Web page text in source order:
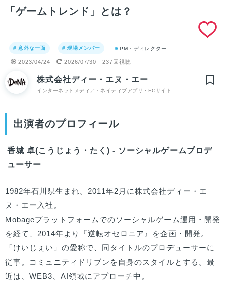
「ゲームトレンド」とは？
# 意外な一面 # 現場メンバー PM・ディレクター
2023/04/24 2026/07/30 237回視聴
株式会社ディー・エヌ・エー
インターネットメディア・ネイティブアプリ・ECサイト
出演者のプロフィール
香城 卓(こうじょう・たく) - ソーシャルゲームプロデ
ューサー
1982年石川県生まれ。2011年2月に株式会社ディー・エ
ヌ・エー入社。
Mobageプラットフォームでのソーシャルゲーム運用・開発
を経て、2014年より『逆転オセロニア』を企画・開発。
「けいじぇい」の愛称で、同タイトルのプロデューサーに
従事。コミュニティドリブンを自身のスタイルとする。最
近は、WEB3、AI領域にアプローチ中。